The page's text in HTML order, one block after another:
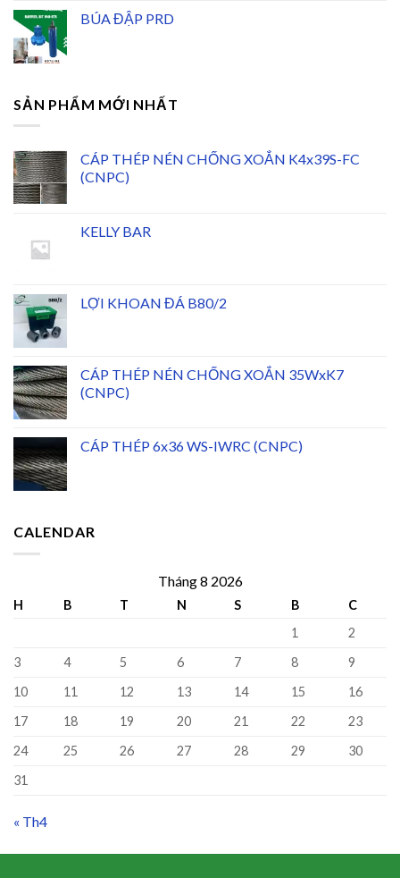
BÚA ĐẬP PRD
SẢN PHẨM MỚI NHẤT
CÁP THÉP NÉN CHỐNG XOẮN K4x39S-FC
(CNPC)
KELLY BAR
LỢI KHOAN ĐÁ B80/2
CÁP THÉP NÉN CHỐNG XOẮN 35WxK7
(CNPC)
CÁP THÉP 6x36 WS-IWRC (CNPC)
CALENDAR
Tháng 8 2026
H B T N S B
C
1
2
3
4 5 6 7 8
9
10
11 12 13 14 15
16
17
18 19 20 21 22
23
24
25 26 27 28 29
30
31
« Th4